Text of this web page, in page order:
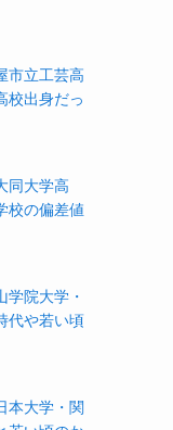
市立工芸高
校出身だっ
同大学高
校の偏差値
学院大学・
代や若い頃
本大学・関